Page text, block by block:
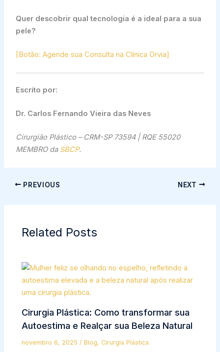
Quer descobrir qual tecnologia é a ideal para a sua
pele?
[Botão: Agende sua Consulta na Clínica Orvia]
Escrito por:
Dr. Carlos Fernando Vieira das Neves
Cirurgião Plástico – CRM-SP 73594 | RQE 55020
MEMBRO da SBCP.
PREVIOUS NEXT
Related Posts
Cirurgia Plástica: Como transformar sua
Autoestima e Realçar sua Beleza Natural
novembro 6, 2025/Blog,Cirurgia Plástica